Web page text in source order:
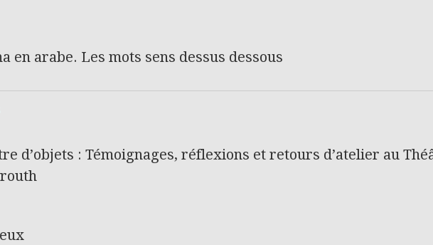
en arabe. Les mots sens dessus dessous
d’objets : Témoignages, réflexions et retours d’atelier au